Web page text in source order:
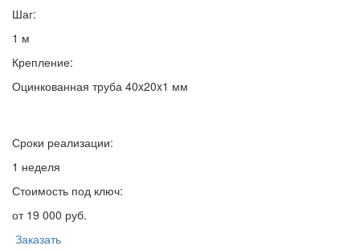
Шаг:
1 м
Крепление:
Оцинкованная труба 40x20x1 мм
Сроки реализации:
1 неделя
Стоимость под ключ:
от 19 000 руб.
Заказать